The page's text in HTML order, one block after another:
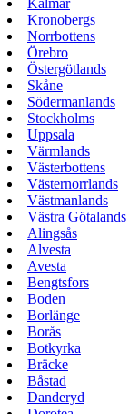
Kalmar
Kronobergs
Norrbottens
Örebro
Östergötlands
Skåne
Södermanlands
Stockholms
Uppsala
Värmlands
Västerbottens
Västernorrlands
Västmanlands
Västra Götalands
Alingsås
Alvesta
Avesta
Bengtsfors
Boden
Borlänge
Borås
Botkyrka
Bräcke
Båstad
Danderyd